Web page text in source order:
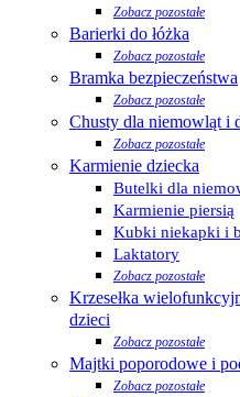
Zobacz pozostałe
Barierki do łóżka
Zobacz pozostałe
Bramka bezpieczeństwa
Zobacz pozostałe
Chusty dla niemowląt i
Zobacz pozostałe
Karmienie dziecka
Butelki dla
Karmienie piersią
Kubki niekapki i
Laktatory
Zobacz pozostałe
Krzesełka
dzieci
Zobacz pozostałe
Majtki poporodowe i
Zobacz pozostałe